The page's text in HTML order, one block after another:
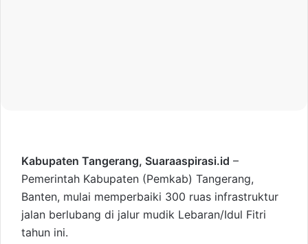
Kabupaten Tangerang, Suaraaspirasi.id –
Pemerintah Kabupaten (Pemkab) Tangerang,
Banten, mulai memperbaiki 300 ruas infrastruktur
jalan berlubang di jalur mudik Lebaran/Idul Fitri
tahun ini.